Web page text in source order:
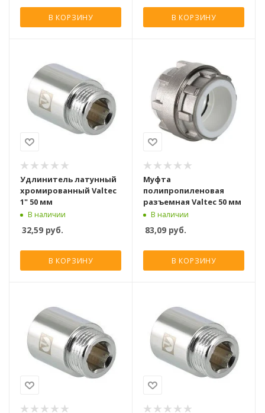
В КОРЗИНУ В КОРЗИНУ
Удлинитель латунный
хромированный Valtec
1" 50 мм
В наличии
32,59 руб.
В КОРЗИНУ
Муфта
полипропиленовая
разъемная Valtec 50 мм
В наличии
83,09 руб.
В КОРЗИНУ